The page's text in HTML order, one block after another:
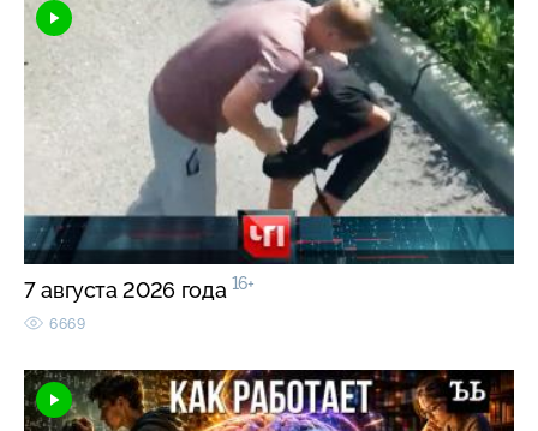
7 августа 2026 года 16+
6669